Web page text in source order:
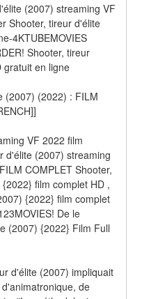
(2007) streaming VF
Shooter, tireur d'élite
4KTUBEMOVIES
Shooter, tireur
gratuit en ligne
(2007) (2022) : FILM
VF 2022 film
d'élite (2007) streaming
COMPLET Shooter,
film complet HD ,
{2022} film complet
De le
(2007) {2022} Film Full
d'élite (2007) impliquait
de